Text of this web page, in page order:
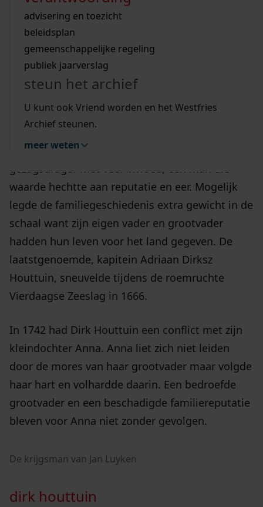
bouwvergunningen
omgevingsvergunningen
vergunningen
beeld en geluid
uitleg nodig?
Wij helpen u op weg met een aantal zoektips.
bekijk alle zoektips
Wij helpen u op weg met een aantal zoektips.
bekijk alle zoektips
bekijk ons geschiedenislokaal
advisering en toezicht
beleidsplan
gemeenschappelijke regeling
publiek jaarverslag
steun het archief
U kunt ook Vriend worden en het Westfries
Archief steunen.
meer weten
voor, ook in vroegere tijden. Dat blijkt wel uit
een testament van Dirk Houttuin (1659-1744).
Dirk was in zijn woonplaats Medemblik een
gezagsdrager met veel invloed, een man die
waarde hechtte aan reputatie en eer. Mogelijk
legde de familiegeschiedenis extra gewicht in de
schaal want zijn eigen vader en grootvader
hadden hun leven voor het land gegeven. De
laatstgenoemde, kapitein Adriaan Dirksz
Houttuin, sneuvelde tijdens de roemruchte
Vierdaagse Zeeslag in 1666.
In 1742 had Dirk Houttuin een conflict met zijn
kleindochter Anna. Anna liet zich niet leiden
door de mores van haar grootvader maar volgde
haar hart en volhardde daarin. Een bedroefde
grootvader en een beschadigde familiereputatie
bleven voor Anna niet zonder gevolgen.
De krijgsman van Jan Luyken
dirk houttuin